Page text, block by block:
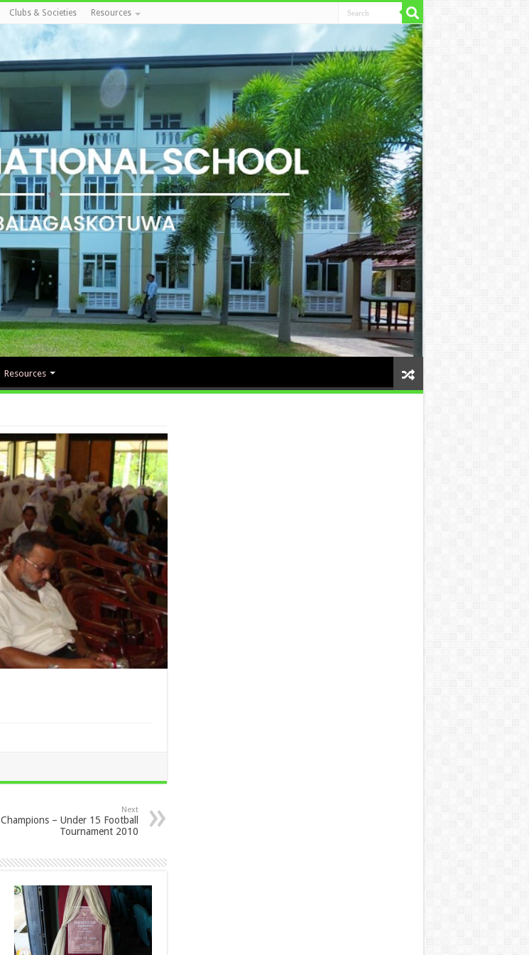
Clubs & Societies Resources
Resources
Next
Champions – Under 15 Football
Tournament 2010